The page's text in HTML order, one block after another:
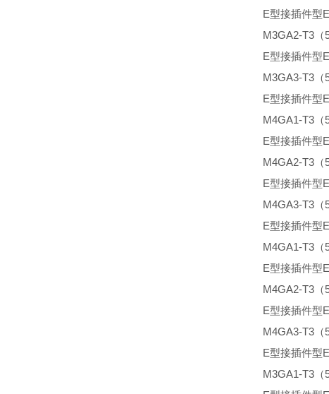
E型接插件型
M3GA2-T3（
E型接插件型
M3GA3-T3（
E型接插件型
M4GA1-T3（
E型接插件型
M4GA2-T3（
E型接插件型
M4GA3-T3（
E型接插件型
M4GA1-T3（
E型接插件型
M4GA2-T3（
E型接插件型
M4GA3-T3（
E型接插件型
M3GA1-T3（